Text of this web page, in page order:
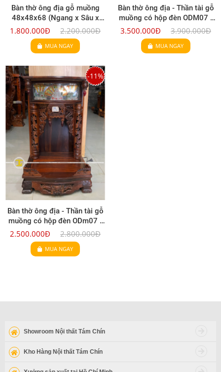
Bàn thờ ông địa gỗ muồng
48x48x68 (Ngang x Sâu x
Cao)
1.800.000Đ 2.200.000Đ
MUA NGAY
Bàn thờ ông địa - Thần tài gỗ
muồng có hộp đèn ODM07 -
60x60x98 (Ngang x Sâu x
Cao)
3.500.000Đ 3.900.000Đ
MUA NGAY
-11%
Bàn thờ ông địa - Thần tài gỗ
muồng có hộp đèn ODm07 -
48x48x81 (Ngang x Sâu x
Cao)
2.500.000Đ 2.800.000Đ
MUA NGAY
Showroom Nội thất Tám Chín
Kho Hàng Nội thất Tám Chín